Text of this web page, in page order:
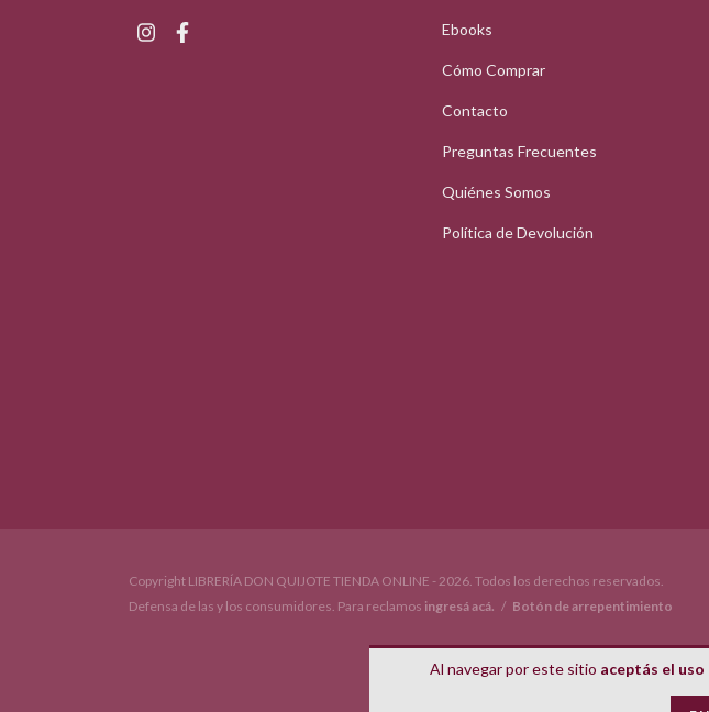
Al navegar por este sitio aceptás el
Ebooks
Cómo Comprar
Contacto
Preguntas Frecuentes
Quiénes Somos
Política de Devolución
Copyright LIBRERÍA DON QUIJOTE TIENDA ONLINE - 2026. Todos los derechos reservados.
Defensa de las y los consumidores. Para reclamos ingresá acá. / Botón de arrepentimiento